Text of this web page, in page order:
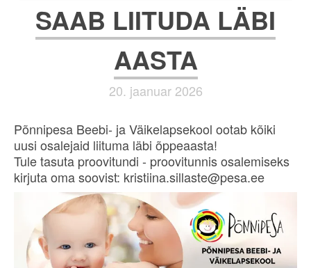
SAAB LIITUDA LÄBI
AASTA
20. jaanuar 2026
Põnnipesa Beebi- ja Väikelapsekool ootab kõiki
uusi osalejaid liituma läbi õppeaasta!
Tule tasuta proovitundi - proovitunnis osalemiseks
kirjuta oma soovist: kristiina.sillaste@pesa.ee